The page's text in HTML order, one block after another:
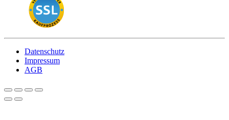
Datenschutz
Impressum
AGB